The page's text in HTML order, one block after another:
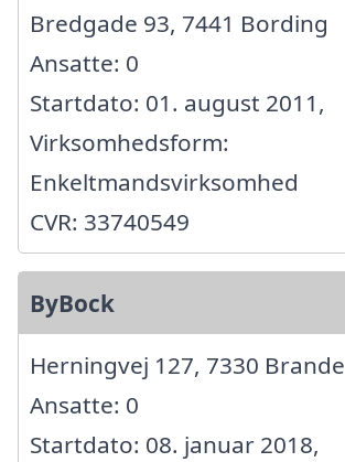
Bredgade 93, 7441 Bording
Ansatte: 0
Startdato: 01. august 2011,
Virksomhedsform:
Enkeltmandsvirksomhed
CVR: 33740549
ByBock
Herningvej 127, 7330 Brande
Ansatte: 0
Startdato: 08. januar 2018,